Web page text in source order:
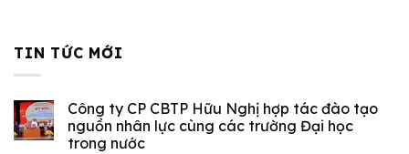
TIN TỨC MỚI
Công ty CP CBTP Hữu Nghị hợp tác đào tạo
nguồn nhân lực cùng các trường Đại học
trong nước